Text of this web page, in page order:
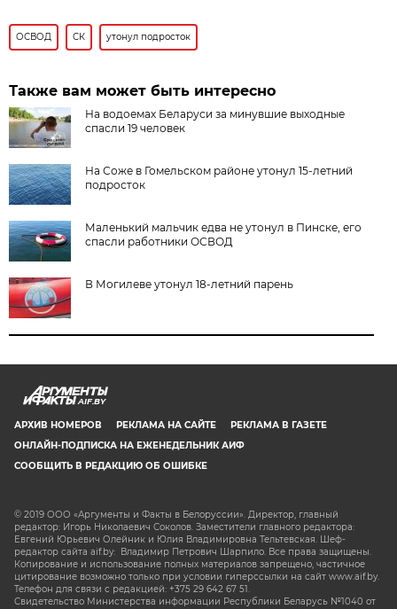
ОСВОД СК утонул подросток
Также вам может быть интересно
На водоемах Беларуси за минувшие выходные
спасли 19 человек
На Соже в Гомельском районе утонул 15-летний
подросток
Маленький мальчик едва не утонул в Пинске, его
спасли работники ОСВОД
В Могилеве утонул 18-летний парень
AIF.BY
АРХИВ НОМЕРОВ РЕКЛАМА НА САЙТЕ
РЕКЛАМА В ГАЗЕТЕ
ОНЛАЙН-ПОДПИСКА НА ЕЖЕНЕДЕЛЬНИК АИФ
СООБЩИТЬ В РЕДАКЦИЮ ОБ ОШИБКЕ
© 2019 ООО «Аргументы и Факты в Белоруссии». Директор, главный
редактор: Игорь Николаевич Соколов. Заместители главного редактора:
Евгений Юрьевич Олейник и Юлия Владимировна Тельтевская. Шеф-
редактор сайта aif.by: Владимир Петрович Шарпило. Все права защищены.
Копирование и использование полных материалов запрещено, частичное
цитирование возможно только при условии гиперссылки на сайт www.aif.by.
Телефон для связи с редакцией: +375 29 642 67 51.
Свидетельство Министерства информации Республики Беларусь №1040 от